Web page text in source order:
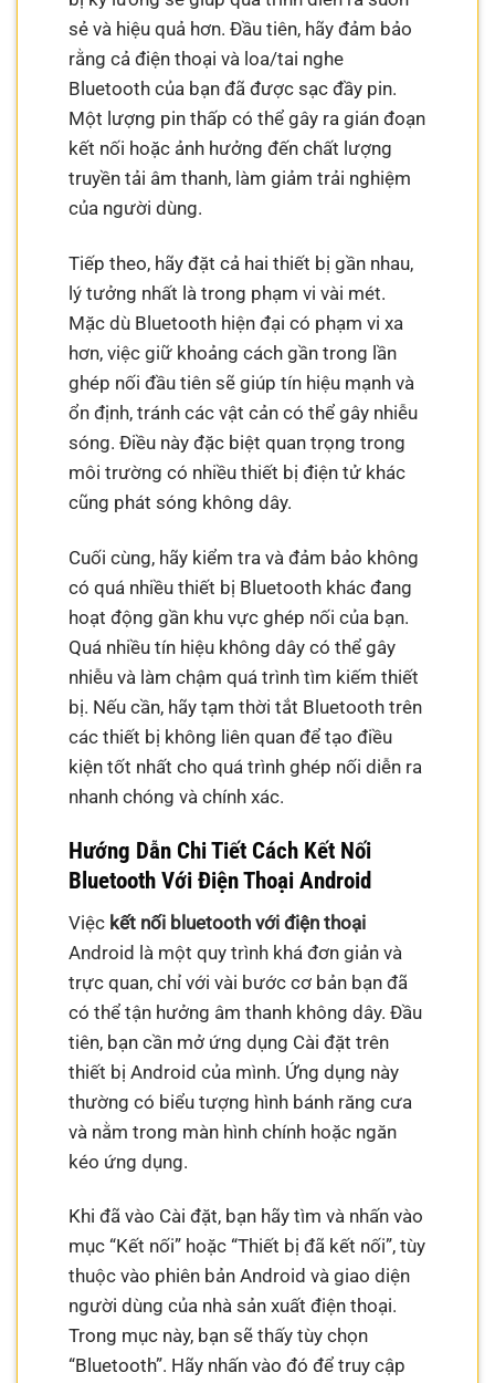
sẻ và hiệu quả hơn. Đầu tiên, hãy đảm bảo
rằng cả điện thoại và loa/tai nghe
Bluetooth của bạn đã được sạc đầy pin.
Một lượng pin thấp có thể gây ra gián đoạn
kết nối hoặc ảnh hưởng đến chất lượng
truyền tải âm thanh, làm giảm trải nghiệm
của người dùng.
Tiếp theo, hãy đặt cả hai thiết bị gần nhau,
lý tưởng nhất là trong phạm vi vài mét.
Mặc dù Bluetooth hiện đại có phạm vi xa
hơn, việc giữ khoảng cách gần trong lần
ghép nối đầu tiên sẽ giúp tín hiệu mạnh và
ổn định, tránh các vật cản có thể gây nhiễu
sóng. Điều này đặc biệt quan trọng trong
môi trường có nhiều thiết bị điện tử khác
cũng phát sóng không dây.
Cuối cùng, hãy kiểm tra và đảm bảo không
có quá nhiều thiết bị Bluetooth khác đang
hoạt động gần khu vực ghép nối của bạn.
Quá nhiều tín hiệu không dây có thể gây
nhiễu và làm chậm quá trình tìm kiếm thiết
bị. Nếu cần, hãy tạm thời tắt Bluetooth trên
các thiết bị không liên quan để tạo điều
kiện tốt nhất cho quá trình ghép nối diễn ra
nhanh chóng và chính xác.
Hướng Dẫn Chi Tiết Cách Kết Nối
Bluetooth Với Điện Thoại Android
Việc kết nối bluetooth với điện thoại
Android là một quy trình khá đơn giản và
trực quan, chỉ với vài bước cơ bản bạn đã
có thể tận hưởng âm thanh không dây. Đầu
tiên, bạn cần mở ứng dụng Cài đặt trên
thiết bị Android của mình. Ứng dụng này
thường có biểu tượng hình bánh răng cưa
và nằm trong màn hình chính hoặc ngăn
kéo ứng dụng.
Khi đã vào Cài đặt, bạn hãy tìm và nhấn vào
mục “Kết nối” hoặc “Thiết bị đã kết nối”, tùy
thuộc vào phiên bản Android và giao diện
người dùng của nhà sản xuất điện thoại.
Trong mục này, bạn sẽ thấy tùy chọn
“Bluetooth”. Hãy nhấn vào đó để truy cập